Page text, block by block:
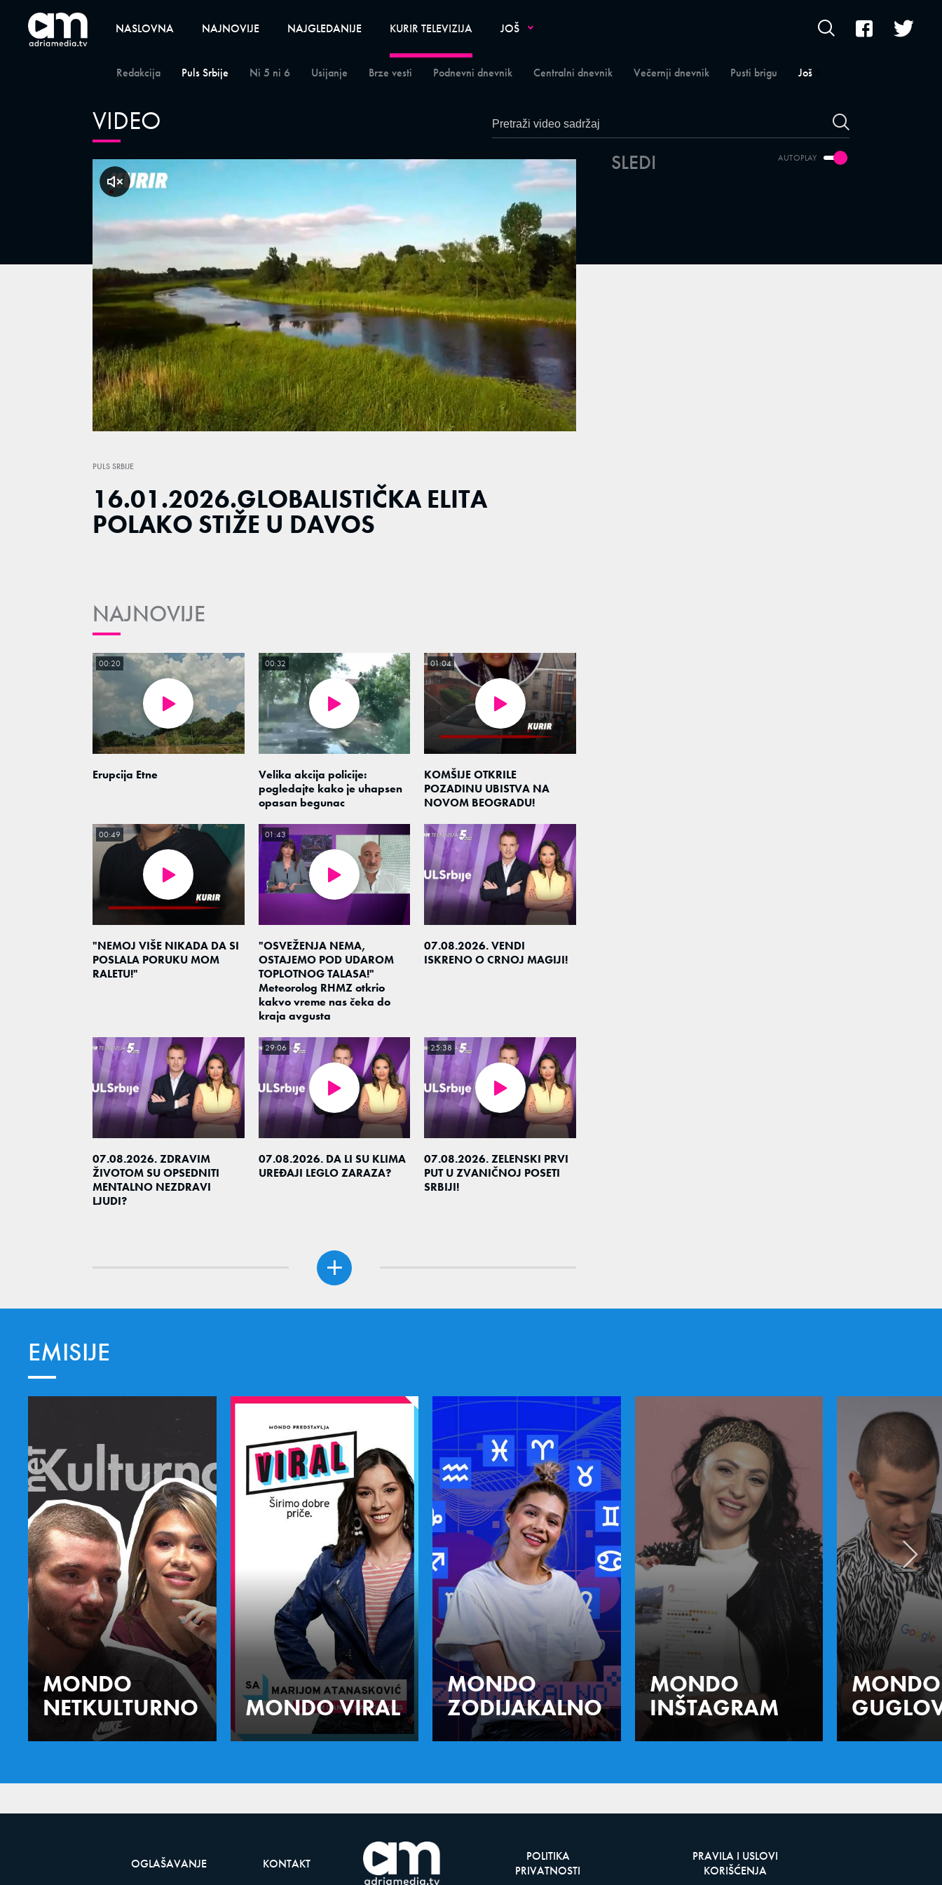
NASLOVNA NAJNOVIJE NAJGLEDANIJE KURIR TELEVIZIJA
Redakcija Puls Srbije Ni 5 ni 6 Usijanje Brze vesti Podnevni dnevnik Centralni dnevnik Večernji dnevnik Pusti brigu Još
JOŠ
VIDEO
Unmute
/
Loaded:
2.17%
klikni za zvuk
PULS SRBIJE
16.01.2026.GLOBALISTIČKA ELITA
POLAKO STIŽE U DAVOS
NAJNOVIJE
Erupcija Etne
00:20
Velika akcija policije:
pogledajte kako je uhapsen
opasan begunac
00:32
KOMŠIJE OTKRILE
POZADINU UBISTVA NA
NOVOM BEOGRADU!
01:04
"NEMOJ VIŠE NIKADA DA SI
POSLALA PORUKU MOM
RALETU!"
00:49
"OSVEŽENJA NEMA,
OSTAJEMO POD UDAROM
TOPLOTNOG TALASA!"
Meteorolog RHMZ otkrio
kakvo vreme nas čeka do
kraja avgusta
01:43
07.08.2026. VENDI
ISKRENO O CRNOJ MAGIJI!
07.08.2026. ZDRAVIM
ŽIVOTOM SU OPSEDNITI
MENTALNO NEZDRAVI
LJUDI?
07.08.2026. DA LI SU KLIMA
UREĐAJI LEGLO ZARAZA?
29:06
07.08.2026. ZELENSKI PRVI
PUT U ZVANIČNOJ POSETI
SRBIJI!
25:38
AUTOPLAY
SLEDI
EMISIJE
MONDO
NETKULTURNO
MONDO VIRAL
MONDO
ZODIJAKALNO
MONDO
INŠTAGRAM
MONDO
OGLAŠAVANJE KONTAKT
POLITIKA
PRIVATNOSTI
PRAVILA I USLOVI
KORIŠĆENJA